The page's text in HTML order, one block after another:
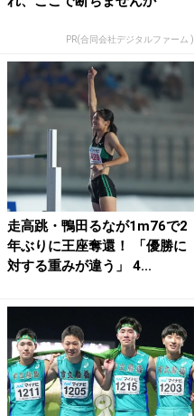
PR(合同会社デジタルファーム )
走高跳・鴨田るなが1m76で2
年ぶりに王座奪還！ 「優勝に
対する重みが違う」 4...